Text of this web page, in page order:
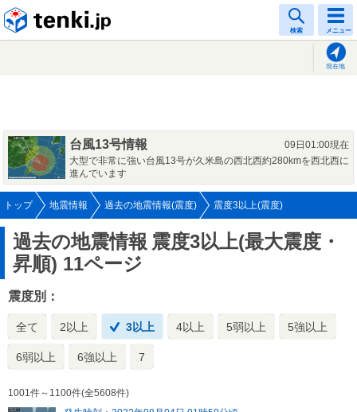
検索 メニュー
現在地
台風13号情報
09日01:00現在
大型で非常に強い台風13号が久米島の西北西約280kmを西北西に
進んでいます
トップ 地震情報 過去の地震情報(震度) 震度3以上(震度)
過去の地震情報 震度3以上(最大震度・
昇順) 11ページ
震度別：
全て 2以上 3以上 4以上 5弱以上 5強以上
6弱以上 6強以上 7
1001件～1100件(全5608件)